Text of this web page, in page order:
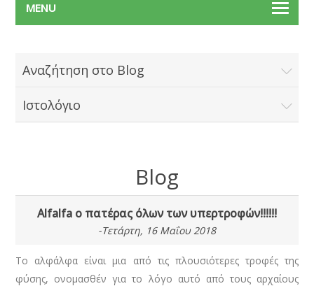
MENU
Αναζήτηση στο Blog
Ιστολόγιο
Blog
Alfalfa ο πατέρας όλων των υπερτροφών!!!!!!
-Τετάρτη, 16 Μαΐου 2018
Το αλφάλφα είναι μια από τις πλουσιότερες τροφές της
φύσης, ονομασθέν για το λόγο αυτό από τους αρχαίους